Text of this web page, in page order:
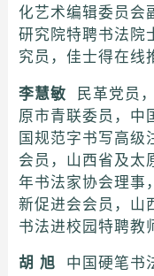
化艺术编辑委员会
研究院特聘书法院
究员，佳士得在线
李慧敏
民革党员
原市青联委员，中
国规范字书写高级
会员，山西省及太
年书法家协会理事
新促进会会员，山
书法进校园特聘教
胡 旭 中国硬笔书